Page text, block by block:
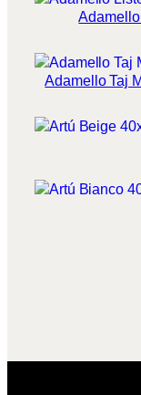
Adamello Taj